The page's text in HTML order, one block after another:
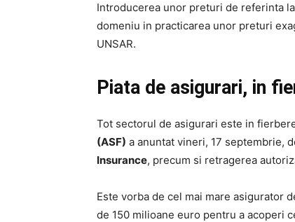
Introducerea unor preturi de referinta
domeniu in practicarea unor preturi
UNSAR.
Piata de asigurari, in
Tot sectorul de asigurari este in
(ASF) a anuntat vineri, 17 septembrie,
Insurance, precum si retragerea
Este vorba de cel mai mare asigurator
de 150 milioane euro pentru a acoperi